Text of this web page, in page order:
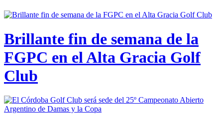
Brillante fin de semana de la
FGPC en el Alta Gracia Golf
Club